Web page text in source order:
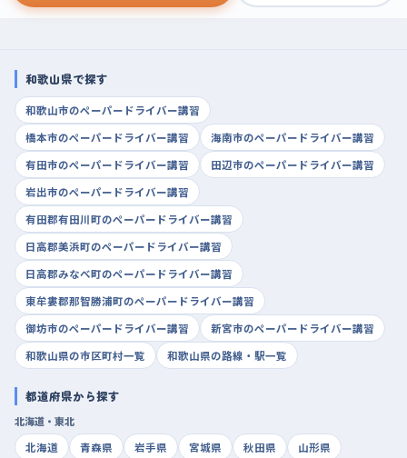
和歌山県で探す
和歌山市のペーパードライバー講習
橋本市のペーパードライバー講習
海南市のペーパードライバー講習
有田市のペーパードライバー講習
田辺市のペーパードライバー講習
岩出市のペーパードライバー講習
有田郡有田川町のペーパードライバー講習
日高郡美浜町のペーパードライバー講習
日高郡みなべ町のペーパードライバー講習
東牟婁郡那智勝浦町のペーパードライバー講習
御坊市のペーパードライバー講習
新宮市のペーパードライバー講習
和歌山県の市区町村一覧
和歌山県の路線・駅一覧
都道府県から探す
北海道・東北
北海道
青森県 岩手県 宮城県 秋田県
山形県